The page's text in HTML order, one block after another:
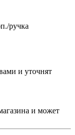
ручка
и уточнят
и может